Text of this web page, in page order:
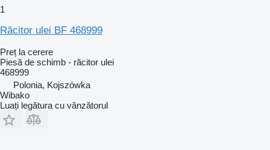
1
Răcitor ulei BF 468999
Preț la cerere
Piesă de schimb - răcitor ulei
468999
Polonia, Kojszówka
Wibako
Luați legătura cu vânzătorul